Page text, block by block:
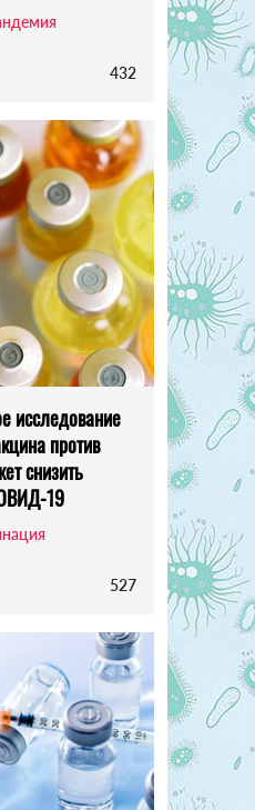
432
исследование
против
снизить
19
527